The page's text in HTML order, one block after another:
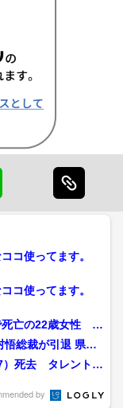
コ使ってます。
コ使ってます。
死亡の22歳女性 勤
悟総裁が引退 県公
）死去 タレント・
by